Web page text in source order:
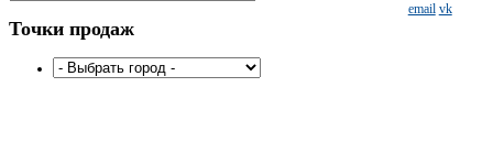
email vk
Точки продаж